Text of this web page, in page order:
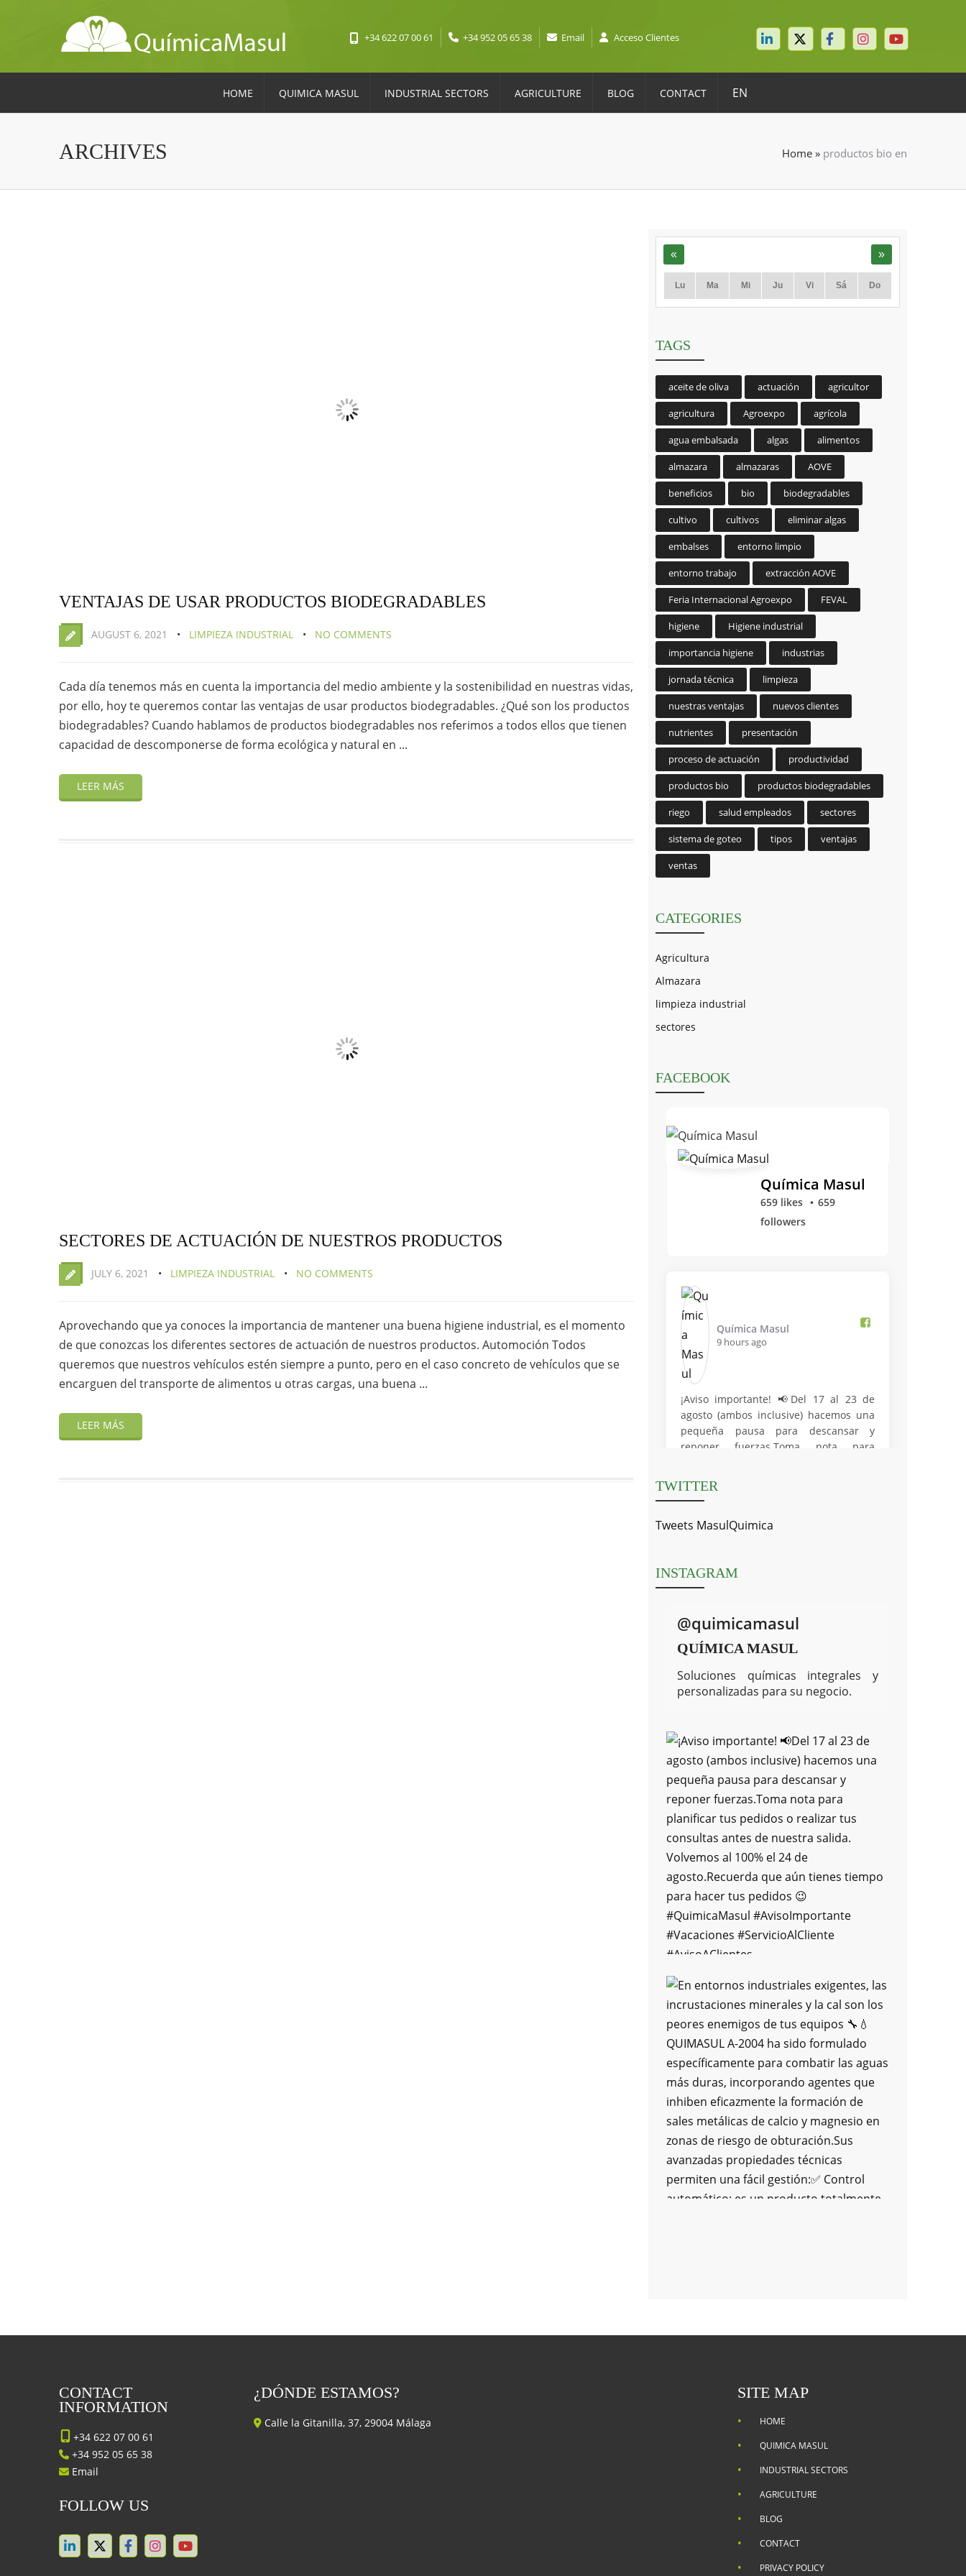
+34 622 07 00 61 +34 952 05 65 38 Email Acceso Clientes
HOME QUIMICA MASUL INDUSTRIAL SECTORS AGRICULTURE BLOG CONTACT EN
ARCHIVES Home » productos bio en
VENTAJAS DE USAR PRODUCTOS BIODEGRADABLES
AUGUST 6, 2021 LIMPIEZA INDUSTRIAL NO COMMENTS
Cada día tenemos más en cuenta la importancia del medio ambiente y la sostenibilidad en nuestras vidas,
por ello, hoy te queremos contar las ventajas de usar productos biodegradables. ¿Qué son los productos
biodegradables? Cuando hablamos de productos biodegradables nos referimos a todos ellos que tienen
capacidad de descomponerse de forma ecológica y natural en ...
SECTORES DE ACTUACIÓN DE NUESTROS PRODUCTOS
JULY 6, 2021 LIMPIEZA INDUSTRIAL NO COMMENTS
Aprovechando que ya conoces la importancia de mantener una buena higiene industrial, es el momento
de que conozcas los diferentes sectores de actuación de nuestros productos. Automoción Todos
queremos que nuestros vehículos estén siempre a punto, pero en el caso concreto de vehículos que se
encarguen del transporte de alimentos u otras cargas, una buena ...
« »
Lu Ma Mi Ju Vi Sá Do
TAGS
aceite de oliva actuación agricultor
agricultura Agroexpo agrícola
agua embalsada algas alimentos
almazara almazaras AOVE
beneficios bio biodegradables
cultivo cultivos eliminar algas
embalses entorno limpio
entorno trabajo extracción AOVE
Feria Internacional Agroexpo FEVAL
higiene Higiene industrial
importancia higiene industrias
jornada técnica limpieza
nuestras ventajas nuevos clientes
nutrientes presentación
proceso de actuación productividad
productos bio productos biodegradables
riego salud empleados sectores
sistema de goteo tipos ventajas
ventas
CATEGORIES
Agricultura
Almazara
limpieza industrial
sectores
FACEBOOK
Química Masul
659 likes
659
followers
Química Masul️
9 hours ago
¡Aviso importante! 📢Del 17 al 23 de
agosto (ambos inclusive) hacemos una
pequeña pausa para descansar y
reponer fuerzas.Toma nota para
Volvemos al 100% el 24 de
para hacer tus pedidos 😉
#AvisoAClientes
TWITTER
Tweets MasulQuimica
INSTAGRAM
@quimicamasul
QUÍMICA MASUL
Soluciones químicas integrales y
personalizadas para su negocio.
CONTACT
INFORMATION
+34 622 07 00 61
+34 952 05 65 38
Email
FOLLOW US
¿DÓNDE ESTAMOS?
Calle la Gitanilla, 37, 29004 Málaga
SITE MAP
HOME
QUIMICA MASUL
INDUSTRIAL SECTORS
AGRICULTURE
BLOG
CONTACT
PRIVACY POLICY